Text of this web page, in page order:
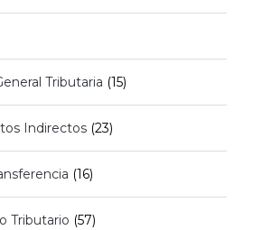
Tributaria (15)
Indirectos (23)
(16)
Tributario (57)